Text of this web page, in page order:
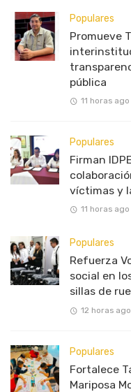
Populares
Promueve
pública
11 horas ago
Populares
Firman
víctimas y
11 horas ago
Populares
Refuerza
social en
sillas de
12 horas ago
Populares
Fortalece
Mariposa